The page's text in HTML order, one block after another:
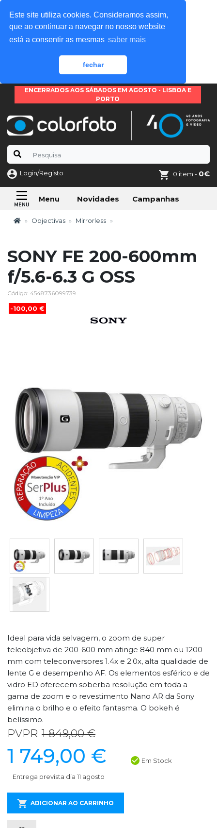
Este site utiliza cookies. Consideramos assim,
que ao continuar a navegar no nosso website
está a consentir as mesmas saber mais
fechar
ENCERRADOS AOS SÁBADOS EM AGOSTO - LISBOA E
PORTO
Login/Registo 0 item - 0€
Menu Novidades Campanhas
Objectivas Mirrorless
SONY FE 200-600mm
f/5.6-6.3 G OSS
Código: 4548736099739
-100,00 €
Ideal para vida selvagem, o zoom de super
teleobjetiva de 200-600 mm atinge 840 mm ou 1200
mm com teleconversores 1.4x e 2.0x, alta qualidade de
lente G e desempenho AF. Os elementos esférico e de
vidro ED oferecem soberba resolução em toda a
gama de zoom e o revestimento Nano AR da Sony
elimina o brilho e o efeito fantasma. O bokeh é
belíssimo.
PVPR 1 849,00 €
1 749,00 € Em Stock
Entrega prevista dia 11 agosto
ADICIONAR AO CARRINHO